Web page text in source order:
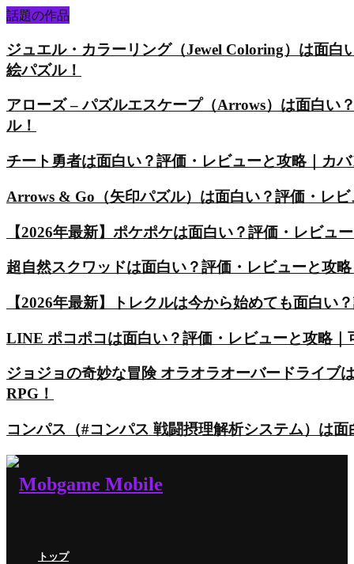
話題の作品
ジュエル・カラーリング（Jewel Coloring）は面
絵パズル！
アローズ – パズルエスケープ（Arrows）は面白い
ル！
チート勇者は面白い？評価・レビューと攻略｜カ
Arrows & Go（矢印パズル）は面白い？評価・レ
【2026年最新】ポケポケは面白い？評価・レビ
超自然スクワッドは面白い？評価・レビューと攻
【2026年最新】トレクルは今から始めても面白
LINE ポコポコは面白い？評価・レビューと攻略
ジョジョの奇妙な冒険 オラオラオーバードライブ
RPG！
コンパス（#コンパス 戦闘摂理解析システム）は
トップ